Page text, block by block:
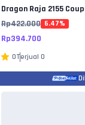
Dragon Raja 2155
Rp422.000 6.47%
Rp394.700
0Terjual 0